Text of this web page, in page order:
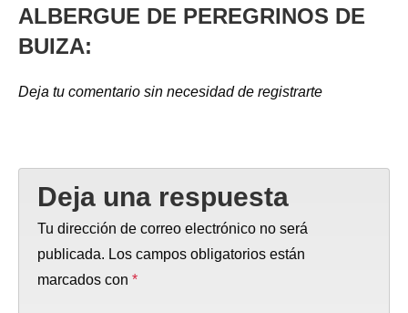
ALBERGUE DE PEREGRINOS DE
BUIZA:
Deja tu comentario sin necesidad de registrarte
Deja una respuesta
Tu dirección de correo electrónico no será
publicada. Los campos obligatorios están
marcados con *